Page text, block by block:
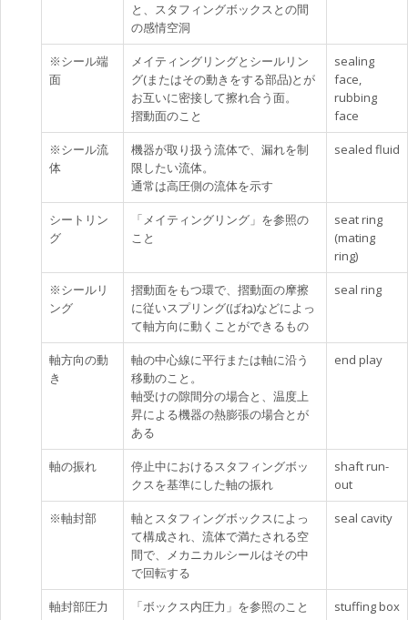
と、スタフィングボックスとの間
の感情空洞
※シール端
面
メイティングリングとシールリン
グ(またはその動きをする部品)とが
お互いに密接して擦れ合う面。
摺動面のこと
sealing
face,
rubbing
face
※シール流
体
機器が取り扱う流体で、漏れを制
限したい流体。
通常は高圧側の流体を示す
sealed fluid
シートリン
グ
「メイティングリング」を参照の
こと
seat ring
(mating
ring)
※シールリ
ング
摺動面をもつ環で、摺動面の摩擦
に従いスプリング(ばね)などによっ
て軸方向に動くことができるもの
seal ring
軸方向の動
き
軸の中心線に平行または軸に沿う
移動のこと。
軸受けの隙間分の場合と、温度上
昇による機器の熱膨張の場合とが
ある
end play
軸の振れ
停止中におけるスタフィングボッ
クスを基準にした軸の振れ
shaft run-
out
※軸封部
軸とスタフィングボックスによっ
て構成され、流体で満たされる空
間で、メカニカルシールはその中
で回転する
seal cavity
軸封部圧力 「ボックス内圧力」を参照のこと
stuffing box